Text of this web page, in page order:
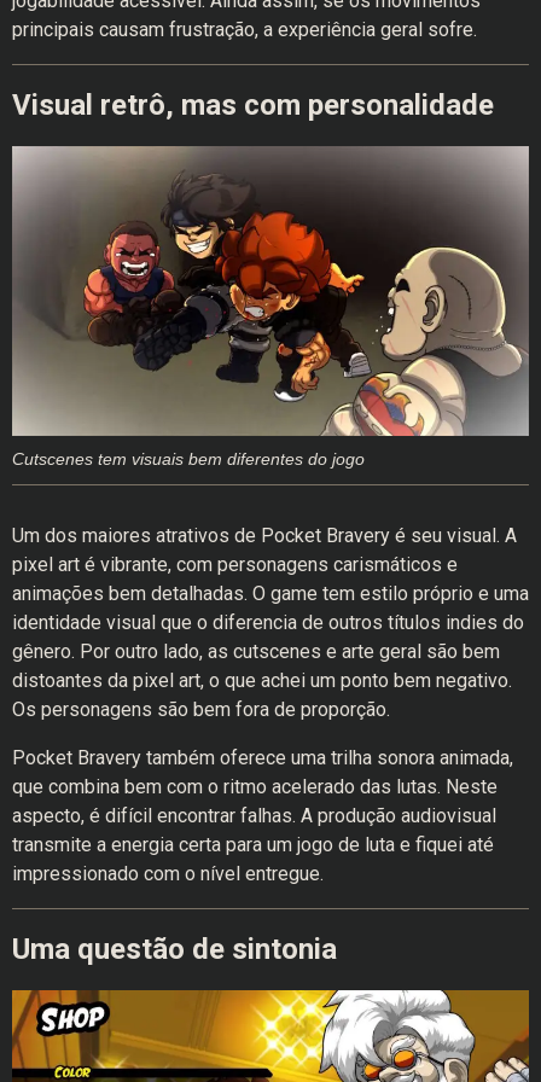
principais causam frustração, a experiência geral sofre.
Visual retrô, mas com personalidade
Cutscenes tem visuais bem diferentes do jogo
Um dos maiores atrativos de Pocket Bravery é seu visual. A
pixel art é vibrante, com personagens carismáticos e
animações bem detalhadas. O game tem estilo próprio e uma
identidade visual que o diferencia de outros títulos indies do
gênero. Por outro lado, as cutscenes e arte geral são bem
distoantes da pixel art, o que achei um ponto bem negativo.
Os personagens são bem fora de proporção.
Pocket Bravery também oferece uma trilha sonora animada,
que combina bem com o ritmo acelerado das lutas. Neste
aspecto, é difícil encontrar falhas. A produção audiovisual
transmite a energia certa para um jogo de luta e fiquei até
impressionado com o nível entregue.
Uma questão de sintonia